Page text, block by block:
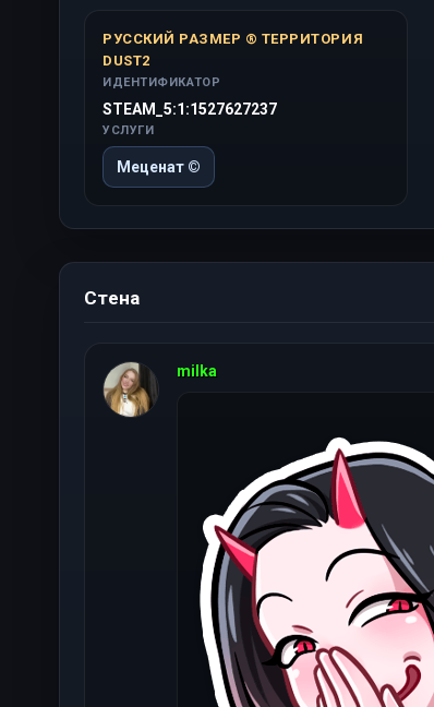
РУССКИЙ РАЗМЕР ® ТЕРРИТОРИЯ
DUST2
ИДЕНТИФИКАТОР
STEAM_5:1:1527627237
УСЛУГИ
Меценат ©
Стена
milka